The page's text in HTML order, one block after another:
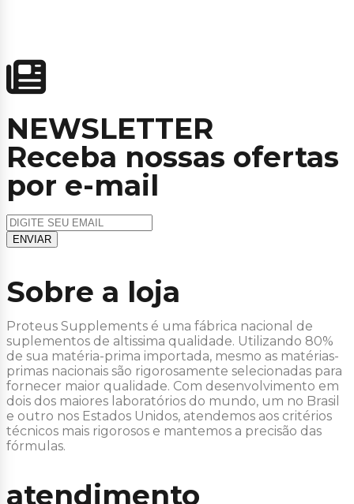
NEWSLETTER
Receba nossas ofertas
por e-mail
Sobre a loja
Proteus Supplements é uma fábrica nacional de
suplementos de altissima qualidade. Utilizando 80%
de sua matéria-prima importada, mesmo as matérias-
primas nacionais são rigorosamente selecionadas para
fornecer maior qualidade. Com desenvolvimento em
dois dos maiores laboratórios do mundo, um no Brasil
e outro nos Estados Unidos, atendemos aos critérios
técnicos mais rigorosos e mantemos a precisão das
fórmulas.
atendimento